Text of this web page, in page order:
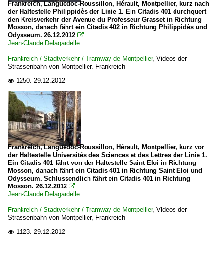
Frankreich, Languedoc-Roussillon, Hérault, Montpellier, kurz nach
der Haltestelle Philippidès der Linie 1. Ein Citadis 401 durchquert
den Kreisverkehr der Avenue du Professeur Grasset in Richtung
Mosson, danach fährt ein Citadis 402 in Richtung Philippidès und
Odysseum. 26.12.2012 
Jean-Claude Delagardelle
Frankreich / Stadtverkehr / Tramway de Montpellier, Videos der
Strassenbahn von Montpellier, Frankreich
 1250. 29.12.2012
Frankreich, Languedoc-Roussillon, Hérault, Montpellier, kurz vor
der Haltestelle Universités des Sciences et des Lettres der Linie 1.
Ein Citadis 401 fährt von der Haltestelle Saint Eloi in Richtung
Mosson, danach fährt ein Citadis 401 in Richtung Saint Eloi und
Odysseum. Schlussendlich fährt ein Citadis 401 in Richtung
Mosson. 26.12.2012 
Jean-Claude Delagardelle
Frankreich / Stadtverkehr / Tramway de Montpellier, Videos der
Strassenbahn von Montpellier, Frankreich
 1123. 29.12.2012